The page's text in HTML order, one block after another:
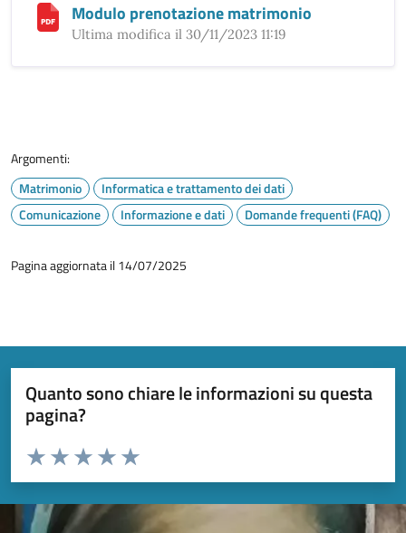
Modulo prenotazione matrimonio
Ultima modifica il 30/11/2023 11:19
Argomenti:
Matrimonio
Informatica e trattamento dei dati
Comunicazione
Informazione e dati Domande frequenti (FAQ)
Pagina aggiornata il 14/07/2025
Quanto sono chiare le informazioni su questa
pagina?
Valuta da 1 a 5 stelle la pagina
Valuta 5 stelle su 5
Valuta 4 stelle su 5
Valuta 3 stelle su 5
Valuta 2 stelle su 5
Valuta 1 stelle su 5